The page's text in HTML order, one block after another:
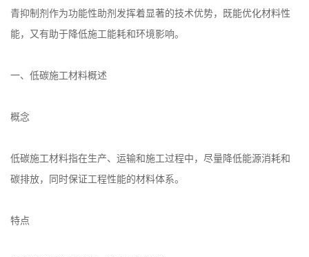
青抑制剂作为功能性助剂发挥着显著的技术优势，既能优化材料性
能，又有助于降低施工能耗和环境影响。
一、低碳施工材料概述
概念
低碳施工材料指在生产、运输和施工过程中，尽量降低能源消耗和
碳排放，同时保证工程性能的材料体系。
特点